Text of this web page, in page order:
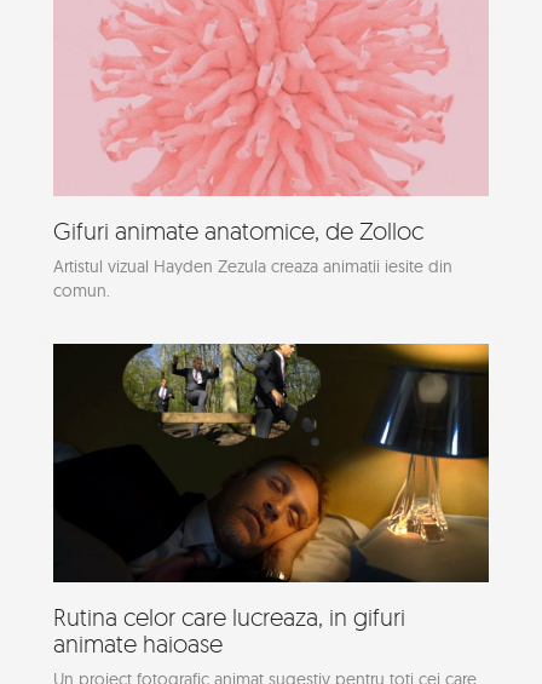
Gifuri animate anatomice, de Zolloc
Artistul vizual Hayden Zezula creaza animatii iesite din
comun.
Rutina celor care lucreaza, in gifuri
animate haioase
Un proiect fotografic animat sugestiv pentru toti cei care